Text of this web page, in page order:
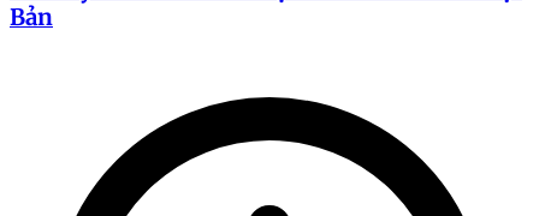
Bản